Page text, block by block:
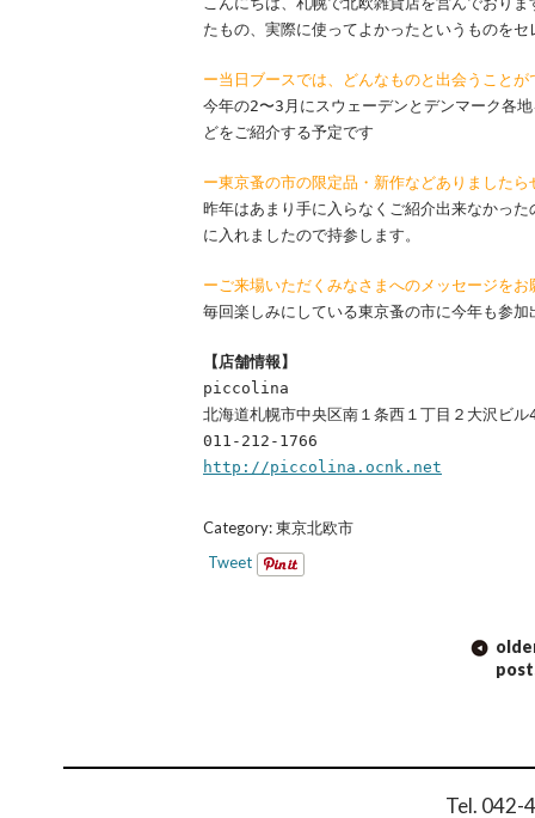
たもの、実際に使ってよかったというものを
ー当日ブースでは、どんなものと出会うことが
今年の2〜3月にスウェーデンとデンマーク各
どをご紹介する予定です
ー東京蚤の市の限定品・新作などありました
昨年はあまり手に入らなくご紹介出来なかっ
に入れましたので持参します。
ーご来場いただくみなさまへのメッセージをお
毎回楽しみにしている東京蚤の市に今年も参
【店舗情報】
piccolina
北海道札幌市中央区南１条西１丁目２大沢ビル
011-212-1766
http://piccolina.ocnk.net
Category:東京北欧市
Tweet
Tel. 042-